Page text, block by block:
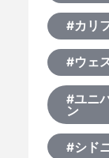
#カリ
#ウェ
#ユニ
ン
#シド